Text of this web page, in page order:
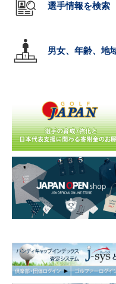
選手情報を検索
男女、年齢、地